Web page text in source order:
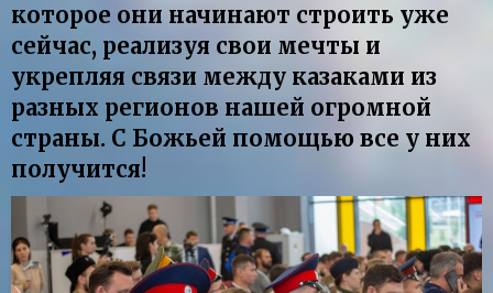
которое они начинают строить уже
сейчас, реализуя свои мечты и
укрепляя связи между казаками из
разных регионов нашей огромной
страны. С Божьей помощью все у них
получится!